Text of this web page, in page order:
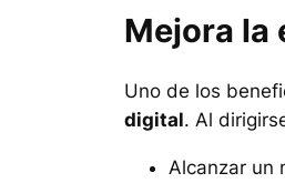
Mejora la
Uno de los
digital. Al
Alcanzar un